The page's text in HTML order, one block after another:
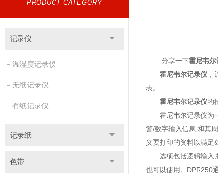
PRODUCT CATEGORY
记录仪
温湿度记录仪
无纸记录仪
有纸记录仪
记录纸
色带
分享一下霍尼韦尔
霍尼韦尔记录仪
表。
霍尼韦尔记录仪的
霍尼韦尔记录仪为一
警/数字输入信息,和其
义要打印的资料以满足
选项包括逻辑输入,报
也可以使用。DPR250